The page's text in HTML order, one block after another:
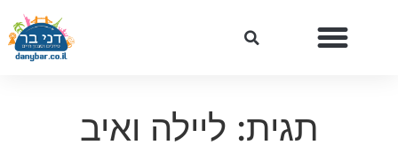
תגית: ליילה ואיב